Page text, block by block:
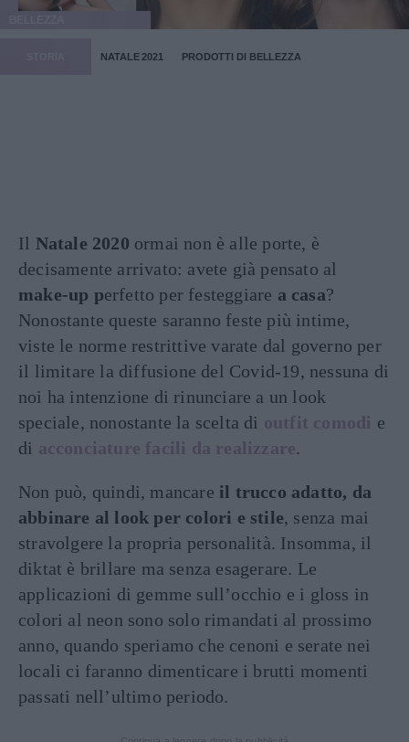
NATALE 2021 PRODOTTI DI BELLEZZA
Il Natale 2020 ormai non è alle porte, è
decisamente arrivato: avete già pensato al
make-up perfetto per festeggiare a casa?
Nonostante queste saranno feste più intime,
viste le norme restrittive varate dal governo per
il limitare la diffusione del Covid-19, nessuna di
noi ha intenzione di rinunciare a un look
speciale, nonostante la scelta di outfit comodi e
di acconciature facili da realizzare.
Non può, quindi, mancare il trucco adatto, da
abbinare al look per colori e stile, senza mai
stravolgere la propria personalità. Insomma, il
diktat è brillare ma senza esagerare. Le
applicazioni di gemme sull’occhio e i gloss in
colori al neon sono solo rimandati al prossimo
anno, quando speriamo che cenoni e serate nei
locali ci faranno dimenticare i brutti momenti
passati nell’ultimo periodo.